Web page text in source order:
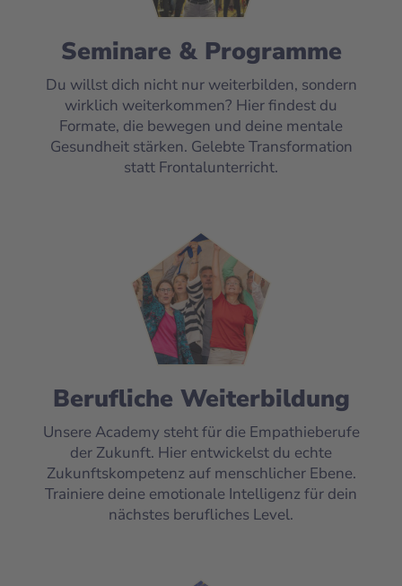
Seminare & Programme
Du willst dich nicht nur weiterbilden, sondern
wirklich weiterkommen? Hier findest du
Formate, die bewegen und deine mentale
Gesundheit stärken. Gelebte Transformation
statt Frontalunterricht.
Berufliche Weiterbildung
Unsere Academy steht für die Empathieberufe
der Zukunft. Hier entwickelst du echte
Zukunftskompetenz auf menschlicher Ebene.
Trainiere deine emotionale Intelligenz für dein
nächstes berufliches Level.